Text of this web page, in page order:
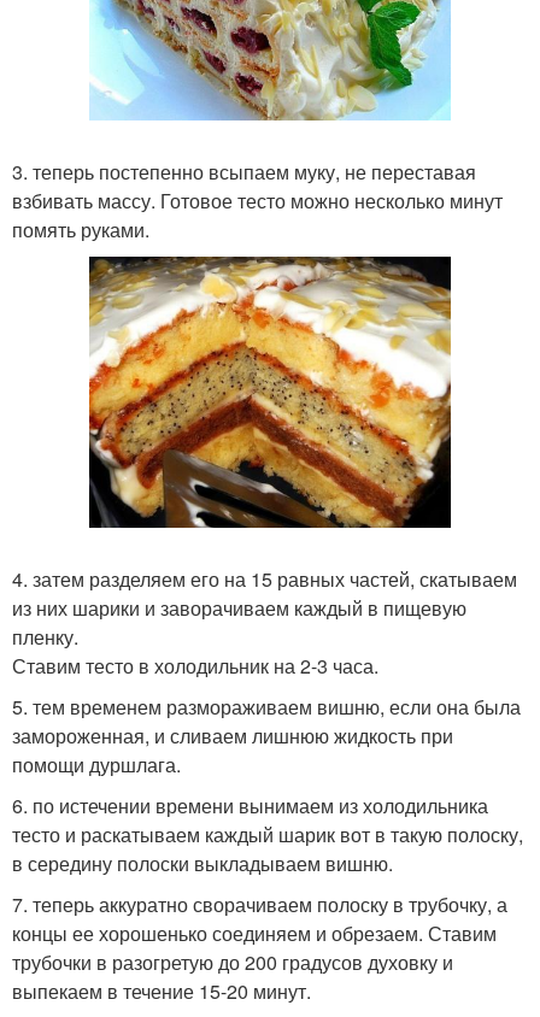
3. теперь постепенно всыпаем муку, не переставая
взбивать массу. Готовое тесто можно несколько минут
помять руками.
4. затем разделяем его на 15 равных частей, скатываем
из них шарики и заворачиваем каждый в пищевую
пленку.
Ставим тесто в холодильник на 2-3 часа.
5. тем временем размораживаем вишню, если она была
замороженная, и сливаем лишнюю жидкость при
помощи дуршлага.
6. по истечении времени вынимаем из холодильника
тесто и раскатываем каждый шарик вот в такую полоску,
в середину полоски выкладываем вишню.
7. теперь аккуратно сворачиваем полоску в трубочку, а
концы ее хорошенько соединяем и обрезаем. Ставим
трубочки в разогретую до 200 градусов духовку и
выпекаем в течение 15-20 минут.